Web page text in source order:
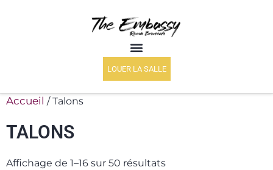
LOUER LA SALLE
Accueil / Talons
TALONS
Affichage de 1–16 sur 50 résultats